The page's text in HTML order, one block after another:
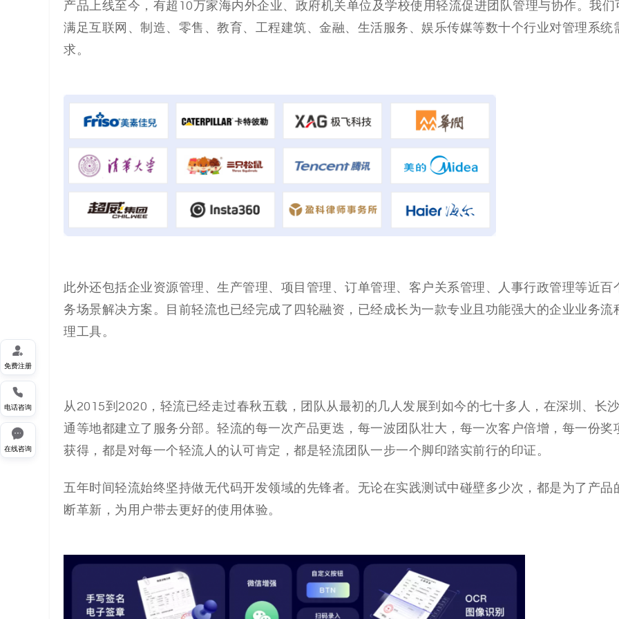
产品上线至今，有超10万家海内外企业、政府机关单位及学校使用轻流促进团队管理与协作。我们
满足互联网、制造、零售、教育、工程建筑、金融、生活服务、娱乐传媒等数十个行业对管理系统
求 。
此外还包括企业资源管理、生产管理、项目管理、订单管理、客户关系管理、人事行政管理等近百
务场景解决方案。目前轻流也已经完成了 四 轮融资，已经成长为一款专业且功能强大的企业业务流
理工具。
从2015到2020，轻流已经走过春秋五载，团队从最初的几人发展到如今的七十多人，在深圳、 长沙
通等地都建立了服务分部。轻流的每一次产品更迭，每一波团队壮大，每一次客户倍增，每一份奖
获得，都是对每一个轻流人的认可肯定，都是轻流团队一步一个脚印踏实前行的印证。
五年时间 轻流始终坚持做无代码开发领域的先锋者。无论在实践测试中碰壁多少次，都是为了产品
断革新，为用户带去更好的使用体验。

免费注册

电话咨询

在线咨询